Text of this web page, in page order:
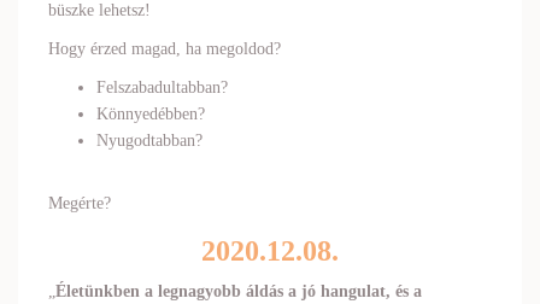
büszke lehetsz!
Hogy érzed magad, ha megoldod?
Felszabadultabban?
Könnyedébben?
Nyugodtabban?
Megérte?
2020.12.08.
„Életünkben a legnagyobb áldás a jó hangulat, és a